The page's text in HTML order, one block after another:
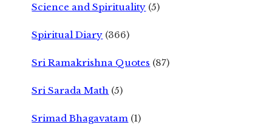
Science and Spirituality (5)
Spiritual Diary (366)
Sri Ramakrishna Quotes (87)
Sri Sarada Math (5)
Srimad Bhagavatam (1)